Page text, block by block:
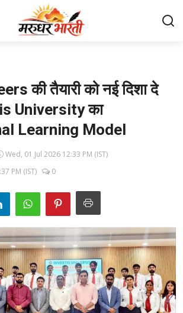
की तैयारी को नई दिशा दे
University का
Learning Model
Wed, 01 Jul 2026 12:33 PM (IST)
PM (IST)
0